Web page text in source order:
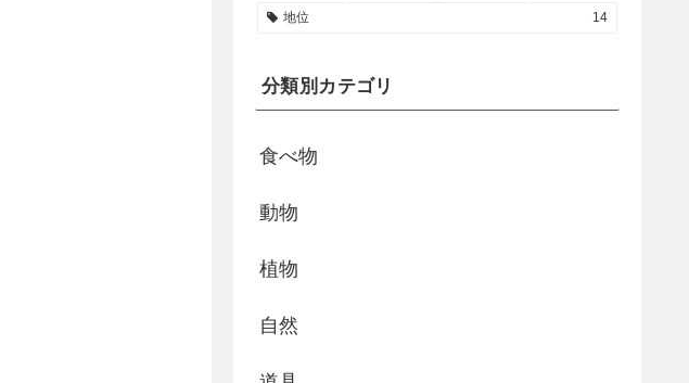
地位 14
分類別カテゴリ
食べ物
動物
植物
自然